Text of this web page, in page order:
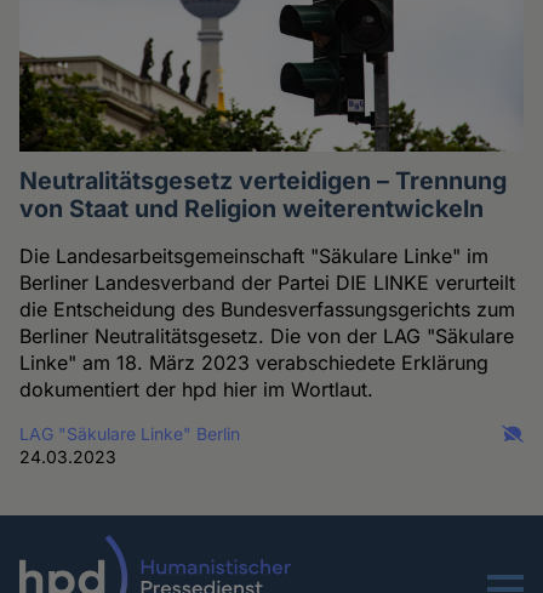
Neutralitätsgesetz verteidigen – Trennung
von Staat und Religion weiterentwickeln
Die Landesarbeitsgemeinschaft "Säkulare Linke" im
Berliner Landesverband der Partei DIE LINKE verurteilt
die Entscheidung des Bundesverfassungsgerichts zum
Berliner Neutralitätsgesetz. Die von der LAG "Säkulare
Linke" am 18. März 2023 verabschiedete Erklärung
dokumentiert der hpd hier im Wortlaut.
LAG "Säkulare Linke" Berlin
24.03.2023